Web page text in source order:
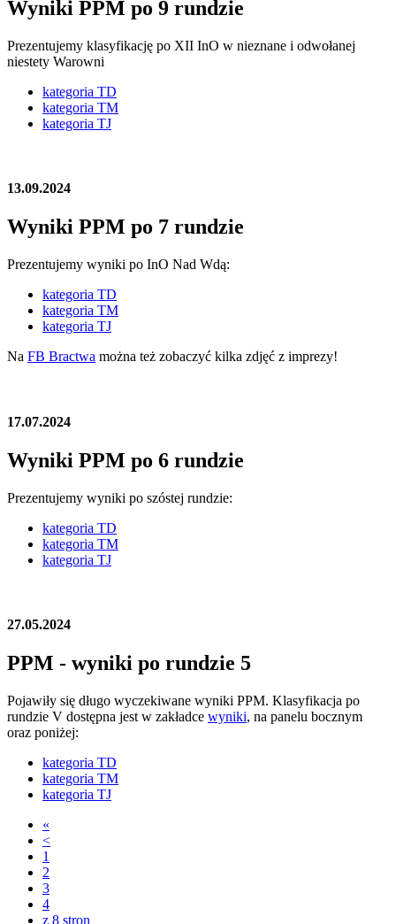
Wyniki PPM po 9 rundzie
Prezentujemy klasyfikację po XII InO w nieznane i odwołanej
niestety Warowni
kategoria TD
kategoria TM
kategoria TJ
13.09.2024
Wyniki PPM po 7 rundzie
Prezentujemy wyniki po InO Nad Wdą:
kategoria TD
kategoria TM
kategoria TJ
Na FB Bractwa można też zobaczyć kilka zdjęć z imprezy!
17.07.2024
Wyniki PPM po 6 rundzie
Prezentujemy wyniki po szóstej rundzie:
kategoria TD
kategoria TM
kategoria TJ
27.05.2024
PPM - wyniki po rundzie 5
Pojawiły się długo wyczekiwane wyniki PPM. Klasyfikacja po
rundzie V dostępna jest w zakładce wyniki, na panelu bocznym
oraz poniżej:
kategoria TD
kategoria TM
kategoria TJ
«
<
1
2
3
4
z 8 stron